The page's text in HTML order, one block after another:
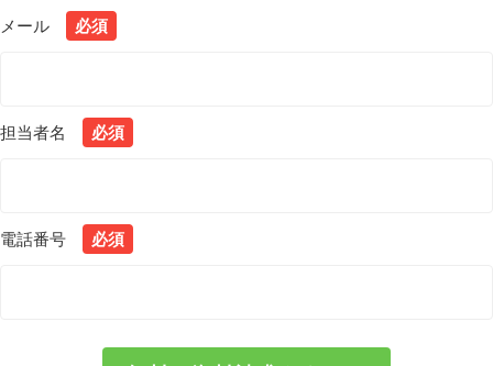
メール 必須
担当者名 必須
電話番号 必須